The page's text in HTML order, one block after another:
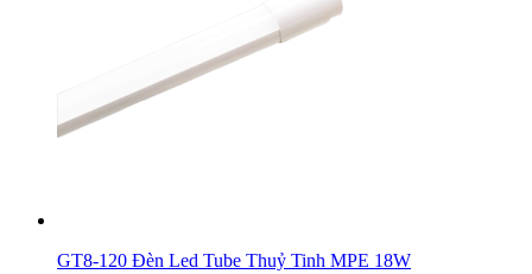
GT8-120 Đèn Led Tube Thuỷ Tinh MPE 18W